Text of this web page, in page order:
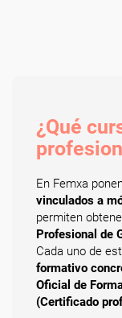
¿Qué
En Femxa
vinculados a
permiten
Profesional de
Cada uno de
formativo
Oficial de
(Certificado